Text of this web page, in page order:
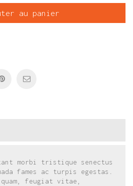
au panier
morbi tristique senectus
fames ac turpis egestas.
feugiat vitae,